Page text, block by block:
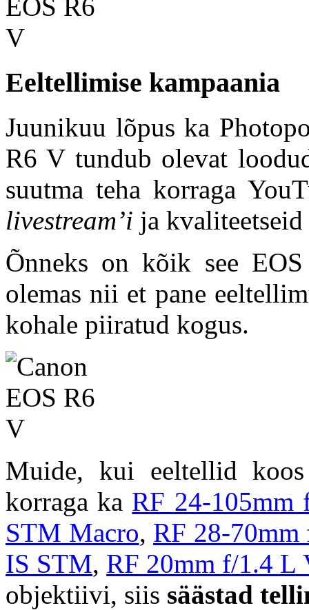
Eeltellimise kampaania
Juunikuu lõpus ka
R6 V tundub olevat
suutma teha korraga
livestream’i ja
Õnneks on kõik see
olemas nii et pane
kohale piiratud kogus.
Muide, kui eeltellid
korraga ka RF 24-
STM Macro, RF 28-
IS STM, RF 20mm f/1.4 L
objektiivi, siis säästad